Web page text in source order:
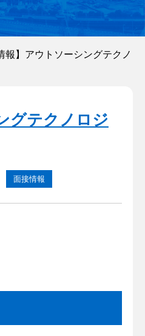
報】アウトソーシングテクノ
グテクノロジ
面接情報